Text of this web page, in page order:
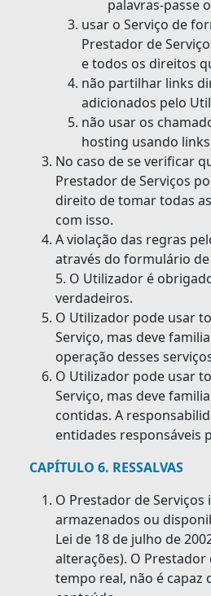
palavras-passe
usar o Serviço de
Prestador de
e todos os direitos
não partilhar links
adicionados pelo
não usar os
hosting usando
No caso de se verificar
Prestador de Serviços
direito de tomar todas
com isso.
A violação das regras
através do formulário
5. O Utilizador é
verdadeiros.
O Utilizador pode usar
Serviço, mas deve
operação desses
O Utilizador pode usar
Serviço, mas deve
contidas. A
entidades responsáveis
CAPÍTULO 6. RESSALVAS
O Prestador de
armazenados ou
Lei de 18 de julho de
alterações). O
tempo real, não é